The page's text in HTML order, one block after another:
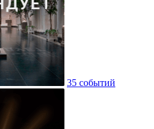
35 событий